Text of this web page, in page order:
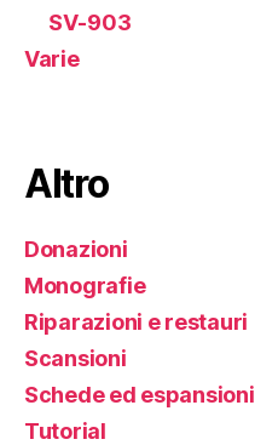
SV-903
Varie
Altro
Donazioni
Monografie
Riparazioni e restauri
Scansioni
Schede ed espansioni
Tutorial